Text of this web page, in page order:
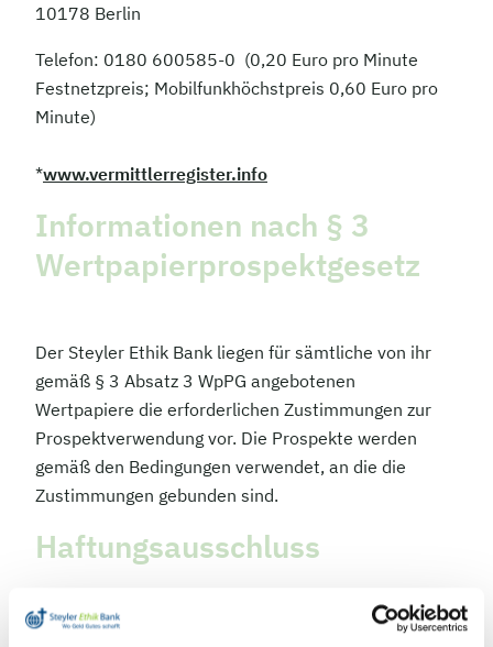
10178 Berlin
Telefon: 0180 600585-0 (0,20 Euro pro Minute
Festnetzpreis; Mobilfunkhöchstpreis 0,60 Euro pro
Minute)
*www.vermittlerregister.info
Informationen nach § 3
Wertpapierprospektgesetz
Der Steyler Ethik Bank liegen für sämtliche von ihr
gemäß § 3 Absatz 3 WpPG angebotenen
Wertpapiere die erforderlichen Zustimmungen zur
Prospektverwendung vor. Die Prospekte werden
gemäß den Bedingungen verwendet, an die die
Zustimmungen gebunden sind.
Haftungsausschluss
Haftung für Inhalte